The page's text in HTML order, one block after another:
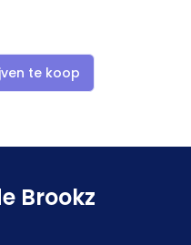
te koop
Brookz